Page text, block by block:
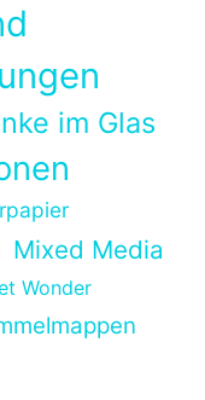
im Glas
Mixed Media
Wonder